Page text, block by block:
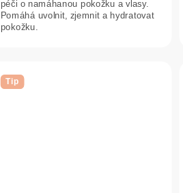
péči o namáhanou pokožku a vlasy.
Pomáhá uvolnit, zjemnit a hydratovat
pokožku.
Tip